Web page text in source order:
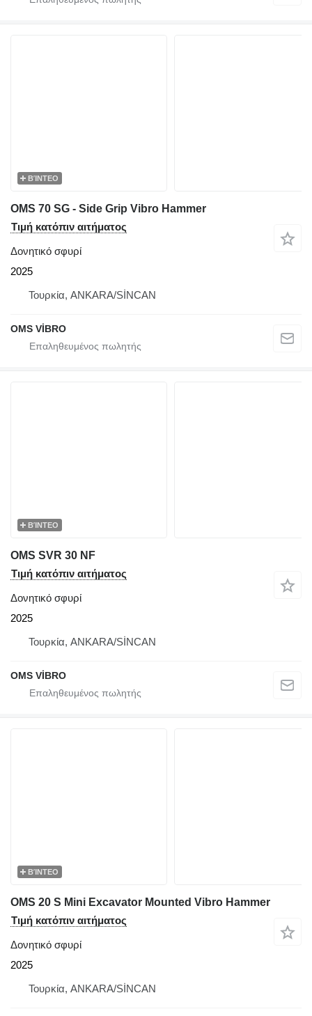
ΒΊΝΤΕΟ
OMS 70 SG - Side Grip Vibro Hammer
Τιμή κατόπιν αιτήματος
Δονητικό σφυρί
2025
Τουρκία, ANKARA/SİNCAN
OMS VİBRO
ΒΊΝΤΕΟ
OMS SVR 30 NF
Τιμή κατόπιν αιτήματος
Δονητικό σφυρί
2025
Τουρκία, ANKARA/SİNCAN
OMS VİBRO
ΒΊΝΤΕΟ
OMS 20 S Mini Excavator Mounted Vibro Hammer
Τιμή κατόπιν αιτήματος
Δονητικό σφυρί
2025
Τουρκία, ANKARA/SİNCAN